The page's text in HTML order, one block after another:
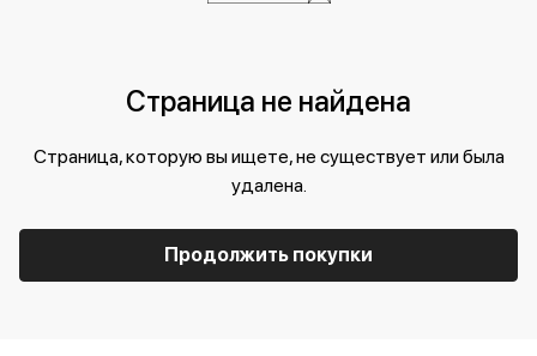
Страница не найдена
Страница, которую вы ищете, не существует или была
удалена.
Продолжить покупки